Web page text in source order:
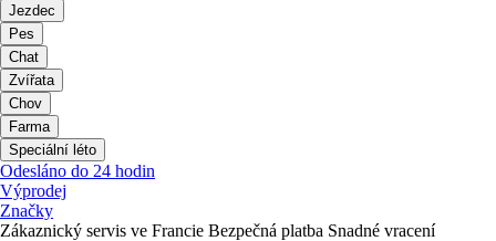
Jezdec
Pes
Chat
Zvířata
Chov
Farma
Speciální léto
Odesláno do 24 hodin
Výprodej
Značky
Zákaznický servis ve Francie Bezpečná platba Snadné vracení